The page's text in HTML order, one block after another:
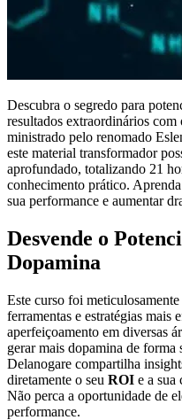
Descubra o segredo para
resultados extraordinários com
ministrado pelo renomado
este material transformador
aprofundado, totalizando 21
conhecimento prático.
sua performance e aumentar
Desvende o
Dopamina
Este curso foi
ferramentas e estratégias mais
aperfeiçoamento em diversas
gerar mais dopamina de
Delanogare compartilha
diretamente o seu ROI e a sua
Não perca a oportunidade de
performance.